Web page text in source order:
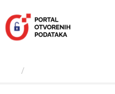
sadržaj